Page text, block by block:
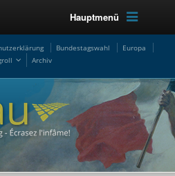
Hauptmenü
Bundestagswahl
Europa
Archiv